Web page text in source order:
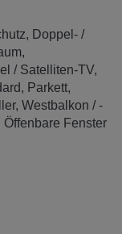
Doppel- /
/ Satelliten-TV
Parkett
Westbalkon / -
Öffenbare Fenster